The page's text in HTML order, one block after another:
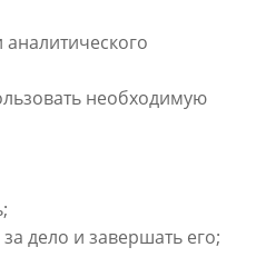
необходимую
дело и завершать его;